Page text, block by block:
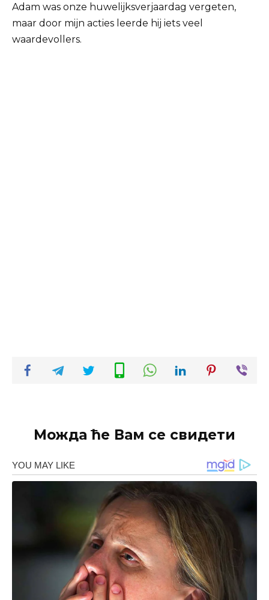
Adam was onze huwelijksverjaardag vergeten,
maar door mijn acties leerde hij iets veel
waardevollers.
Можда ће Вам се свидети